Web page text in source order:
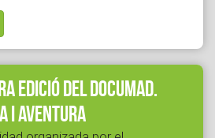
edició del Documad.
i Aventura